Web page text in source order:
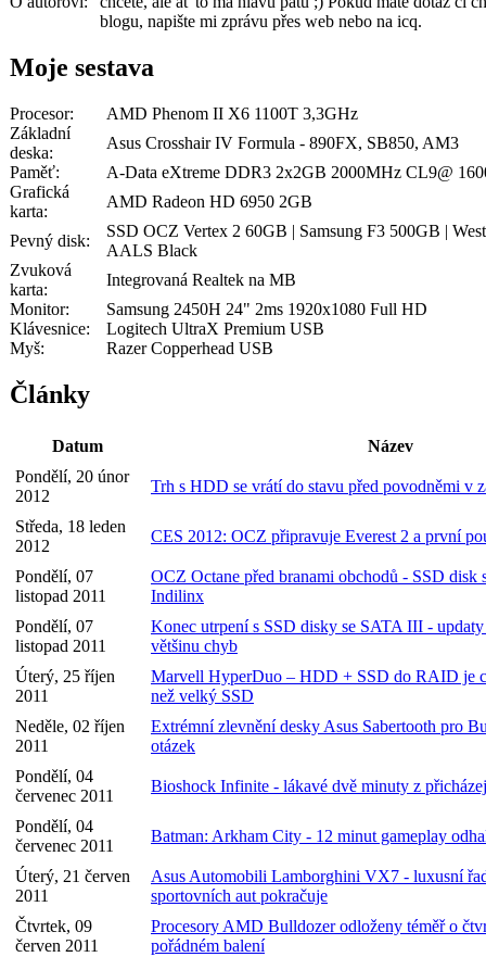
blogu, napište mi zprávu přes web nebo na icq.
Moje sestava
Procesor:
AMD Phenom II X6 1100T 3,3GHz
Základní
deska:
Asus Crosshair IV Formula - 890FX, SB850, AM3
Paměť:
A-Data eXtreme DDR3 2x2GB 2000MHz CL9@
Grafická
karta:
AMD Radeon HD 6950 2GB
Pevný disk:
SSD OCZ Vertex 2 60GB | Samsung F3 500GB |
AALS Black
Zvuková
karta:
Integrovaná Realtek na MB
Monitor:
Samsung 2450H 24" 2ms 1920x1080 Full HD
Klávesnice:
Logitech UltraX Premium USB
Myš:
Razer Copperhead USB
Články
Datum
Název
Pondělí, 20 únor
2012
Trh s HDD se vrátí do stavu před povodněmi v
Středa, 18 leden
2012
CES 2012: OCZ připravuje Everest 2 a první
Pondělí, 07
listopad 2011
OCZ Octane před branami obchodů - SSD disk
Indilinx
Pondělí, 07
listopad 2011
Konec utrpení s SSD disky se SATA III -
většinu chyb
Úterý, 25 říjen
2011
Marvell HyperDuo – HDD + SSD do RAID je
než velký SSD
Neděle, 02 říjen
2011
Extrémní zlevnění desky Asus Sabertooth pro
otázek
Pondělí, 04
červenec 2011
Bioshock Infinite - lákavé dvě minuty z
Pondělí, 04
červenec 2011
Batman: Arkham City - 12 minut gameplay
Úterý, 21 červen
2011
Asus Automobili Lamborghini VX7 - luxusní
sportovních aut pokračuje
Čtvrtek, 09
červen 2011
Procesory AMD Bulldozer odloženy téměř o
pořádném balení